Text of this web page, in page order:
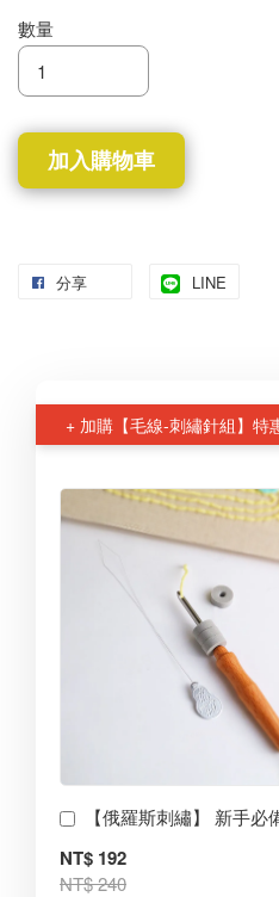
數量
加入購物車
分享 LINE
+ 加購【毛線-刺繡針組】特
【俄羅斯刺繡】 新手必
NT$ 192
NT$ 240